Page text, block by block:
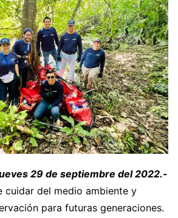
29 de septiembre del 2022.-
cuidar del medio ambiente y
para futuras generaciones.